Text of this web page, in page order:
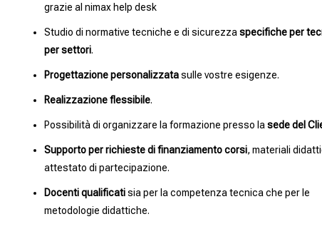
grazie al nimax help desk
Studio di normative tecniche e di sicurezza specifiche per
per settori.
Progettazione personalizzatasulle vostre esigenze.
Realizzazione flessibile.
Possibilità di organizzare la formazione presso la sede del
Supporto per richieste di finanziamento corsi, materiali
attestato di partecipazione.
Docenti qualificatisia per la competenza tecnica che per le
metodologie didattiche.